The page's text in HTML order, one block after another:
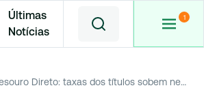
Últimas
Notícias
Tesouro Direto: taxas dos títulos sobem nesta quinta